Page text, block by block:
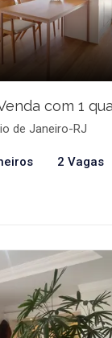
com 1
de Janeiro-RJ
2 Vagas